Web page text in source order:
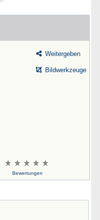
Weitergeben
Bildwerkzeuge
Bewertungen